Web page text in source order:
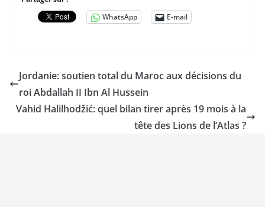
WhatsApp
E-mail
Jordanie: soutien total du Maroc aux décisions du
roi Abdallah II Ibn Al Hussein
Vahid Halilhodžić: quel bilan tirer après 19 mois à la
tête des Lions de l’Atlas ?